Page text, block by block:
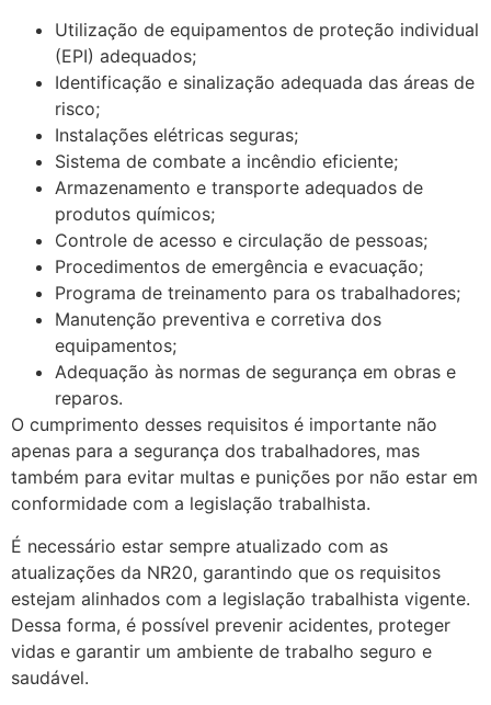
Utilização de equipamentos de proteção individual
(EPI) adequados;
Identificação e sinalização adequada das áreas de
risco;
Instalações elétricas seguras;
Sistema de combate a incêndio eficiente;
Armazenamento e transporte adequados de
produtos químicos;
Controle de acesso e circulação de pessoas;
Procedimentos de emergência e evacuação;
Programa de treinamento para os trabalhadores;
Manutenção preventiva e corretiva dos
equipamentos;
Adequação às normas de segurança em obras e
reparos.
O cumprimento desses requisitos é importante não
apenas para a segurança dos trabalhadores, mas
também para evitar multas e punições por não estar em
conformidade com a legislação trabalhista.
É necessário estar sempre atualizado com as
atualizações da NR20, garantindo que os requisitos
estejam alinhados com a legislação trabalhista vigente.
Dessa forma, é possível prevenir acidentes, proteger
vidas e garantir um ambiente de trabalho seguro e
saudável.